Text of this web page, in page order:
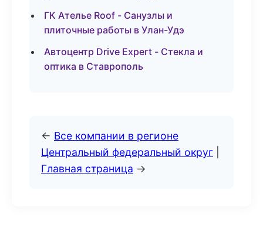
ГК Ателье Roof - Санузлы и
плиточные работы в Улан-Удэ
Автоцентр Drive Expert - Стекла и
оптика в Ставрополь
← Все компании в регионе
Центральный федеральный округ
Главная страница →